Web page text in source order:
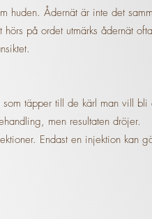
huden. Ådernät är inte det
på ordet utmärks ådernät
som täpper till de kärl man vill
men resultaten dröjer.
Endast en injektion kan